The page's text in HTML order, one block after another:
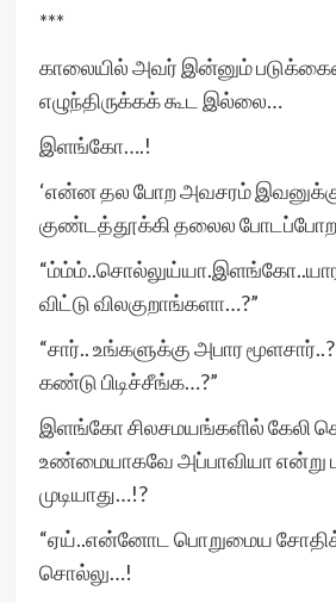
***
காலையில் அவர் இன்னும்
எழுந்திருக்கக் கூட இல்லை…
இளங்கோ….!
‘என்ன தல போற அவசரம்
குண்டத்தூக்கி தலைல
விட்டு விலகுறாங்களா…?”
“சார்.. உங்களுக்கு அபார
கண்டு பிடிச்சீங்க…?”
இளங்கோ சிலசமயங்களில் கேலி
உண்மையாகவே அப்பாவியா என்று
முடியாது…!?
“ஏய்..என்னோட பொறுமைய
சொல்லு…!